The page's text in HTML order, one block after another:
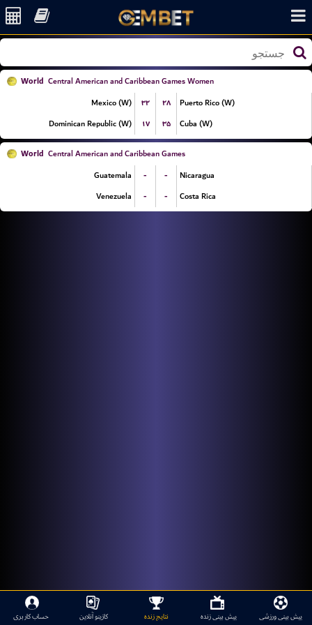
World Central American and Caribbean Games Women
Mexico (W)
۳۲ ۲۸
Puerto Rico (W)
Dominican Republic (W)
۱۷ ۳۵ Cuba (W)
World Central American and Caribbean Games
Guatemala
- -
Nicaragua
Venezuela
- - Costa Rica
پیش بینی ورزشی پیش بینی زنده نتایج زنده کازینو آنلاین حساب کاربری